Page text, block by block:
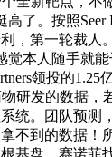
高了。按照Seer
，第一轮裁人
觉本人随手就
领投的1.25
研发的数据，
统。团队预测
不到的数据！
基盘。赛诺菲